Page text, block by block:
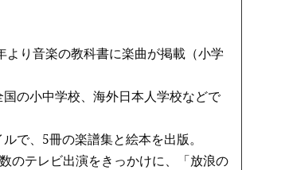
り音楽の教科書に楽曲が掲載（小学
の小中学校、海外日本人学校などで
で、5冊の楽譜集と絵本を出版。
のテレビ出演をきっかけに、「放浪の